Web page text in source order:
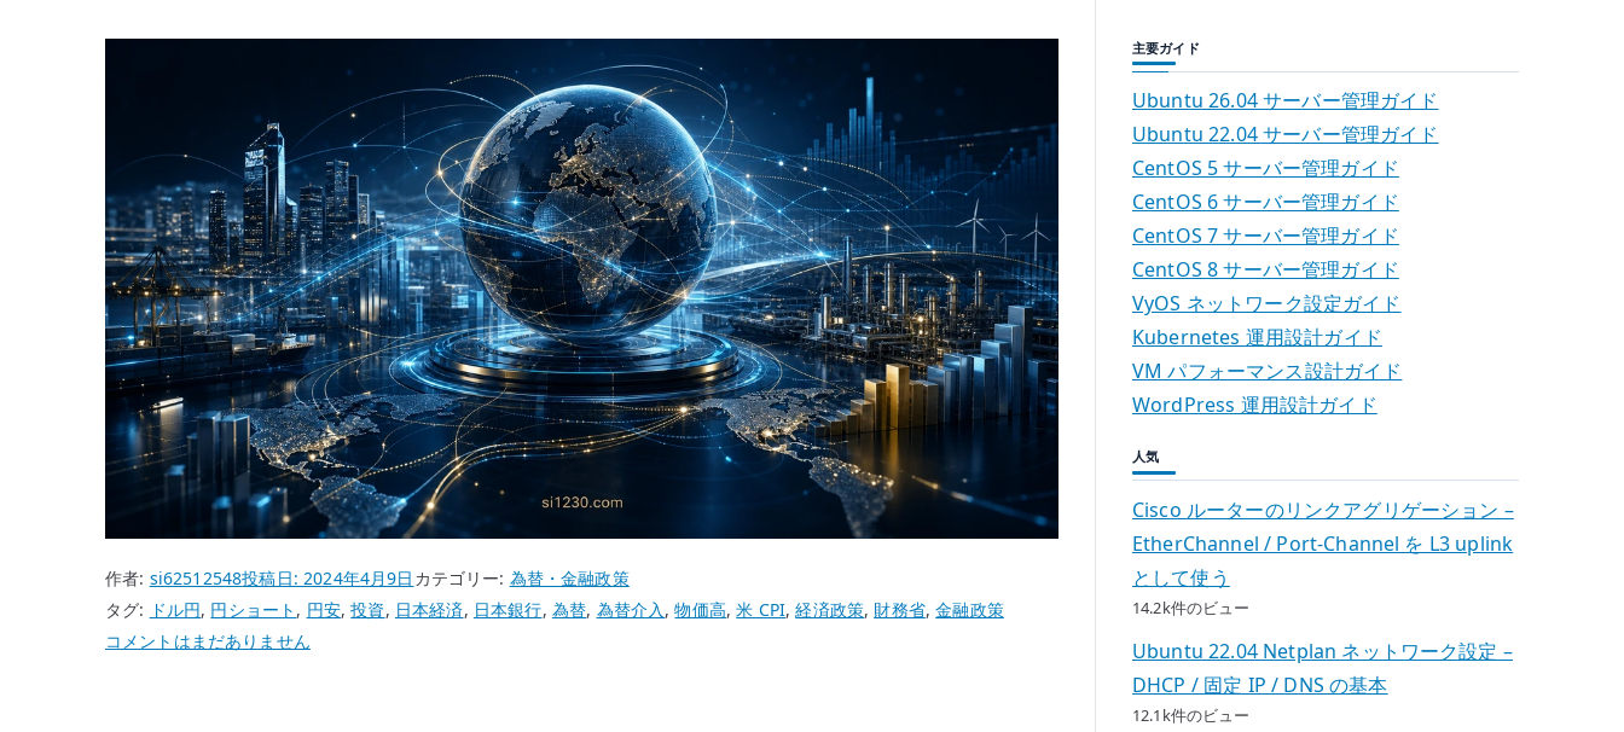
作者: si62512548投稿日:2024年4月9日 カテゴリー: 為替・金融政策
タグ: ドル円, 円ショート , 円安,投資, 日本経済, 日本銀行, 為替, 為替介入,物価高,米 CPI,経済政策, 財務省,金融政策
為
コメントはまだありません
主要ガイド
Ubuntu 26.04 サーバー管理ガイド
Ubuntu 22.04 サーバー管理ガイド
CentOS 5 サーバー管理ガイド
CentOS 6 サーバー管理ガイド
CentOS 7 サーバー管理ガイド
CentOS 8 サーバー管理ガイド
VyOS ネットワーク設定ガイド
Kubernetes 運用設計ガイド
VM パフォーマンス設計ガイド
WordPress 運用設計ガイド
人気
Cisco ルーターのリンクアグリゲーション –
EtherChannel / Port-Channel を L3 uplink
として使う
14.2k件のビュー
Ubuntu 22.04 Netplan ネットワーク設定 –
DHCP / 固定 IP / DNS の基本
12.1k件のビュー